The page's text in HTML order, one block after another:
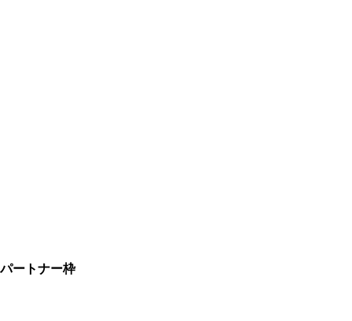
パートナー枠